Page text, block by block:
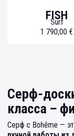
FISH
Surf
1 790,00 €
Серф-
класса –
Серф с Bohême —